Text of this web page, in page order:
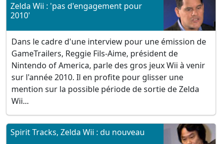
Zelda Wii : 'pas d'engagement pour
2010'
Dans le cadre d'une interview pour une émission de
GameTrailers, Reggie Fils-Aime, président de
Nintendo of America, parle des gros jeux Wii à venir
sur l'année 2010. Il en profite pour glisser une
mention sur la possible période de sortie de Zelda
Wii...
Spirit Tracks, Zelda Wii : du nouveau